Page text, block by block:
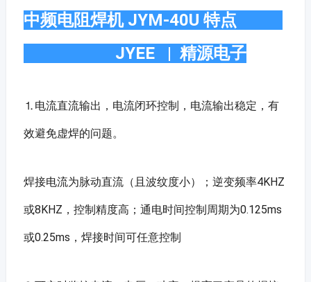
中频电阻焊机 JYM-40U 特点
JYEE | 精源电子
⒈电流直流输出，电流闭环控制，电流输出稳定，有
效避免虚焊的问题。
焊接电流为脉动直流（且波纹度小）；逆变频率4KHZ
或8KHZ，控制精度高；通电时间控制周期为0.125ms
或0.25ms，焊接时间可任意控制